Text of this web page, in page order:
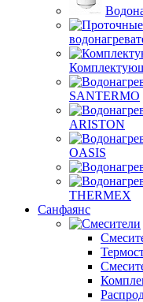
SANTERMO
ARISTON
OASIS
THERMEX
Санфаянс